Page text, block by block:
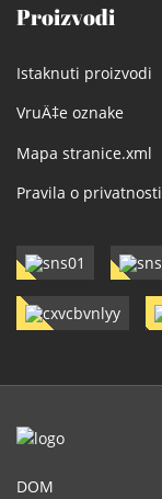
Proizvodi
Istaknuti proizvodi
VruÄ‡e oznake
Mapa stranice.xml
Pravila o privatnosti
DOM